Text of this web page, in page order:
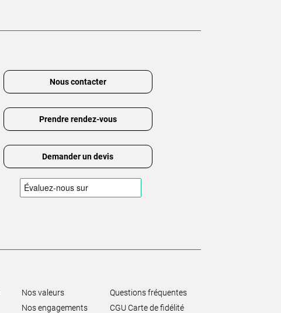
Nous contacter
Prendre rendez-vous
Demander un devis
Nos valeurs
Nos engagements
Questions fréquentes
CGU Carte de fidélité